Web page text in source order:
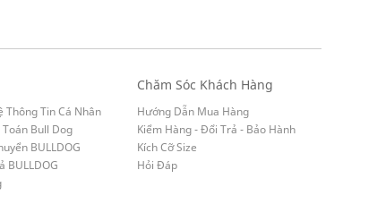
Thông Tin Cá Nhân
Bull Dog
BULLDOG
BULLDOG
Chăm Sóc Khách Hàng
Hướng Dẫn Mua Hàng
Kiểm Hàng - Đổi Trả - Bảo Hành
Kích Cỡ Size
Hỏi Đáp